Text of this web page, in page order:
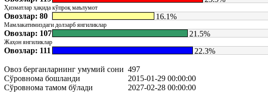
Ҳизматлар ҳақида кўпроқ маълумот
Овозлар: 80 16.1%
Мамлакатимиздаги долзарб янгиликлар
Овозлар: 107 21.5%
Жаҳон янгиликлар
Овозлар: 111 22.3%
Овоз берганларнинг умумий сони 497
Сўровнома бошланди
2015-01-29 00:00:00
Сўровнома тамом бўлади
2027-02-28 00:00:00